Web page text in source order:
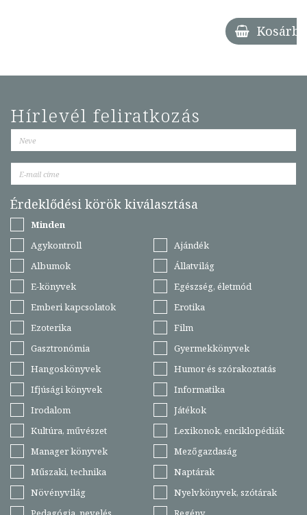
Kosárba
Hírlevél feliratkozás
Érdeklődési körök kiválasztása
Minden
Agykontroll
Ajándék
Albumok
Állatvilág
E-könyvek
Egészség, életmód
Emberi kapcsolatok
Erotika
Ezoterika
Film
Gasztronómia
Gyermekkönyvek
Hangoskönyvek
Humor és szórakoztatás
Ifjúsági könyvek
Informatika
Irodalom
Játékok
Kultúra, művészet
Lexikonok, enciklopédiák
Manager könyvek
Mezőgazdaság
Műszaki, technika
Naptárak
Növényvilág
Nyelvkönyvek, szótárak